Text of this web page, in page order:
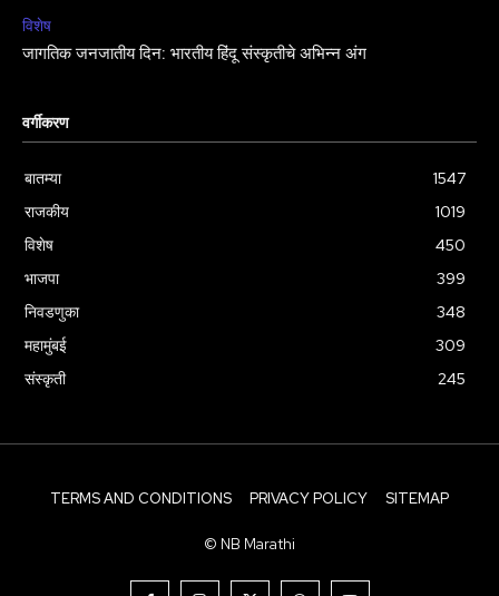
विशेष
जागतिक जनजातीय दिन: भारतीय हिंदू संस्कृतीचे अभिन्न अंग
वर्गीकरण
बातम्या
1547
राजकीय
1019
विशेष
450
भाजपा
399
निवडणुका
348
महामुंबई
309
संस्कृती
245
TERMS AND CONDITIONS PRIVACY POLICY SITEMAP
© NB Marathi